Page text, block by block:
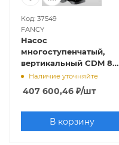
Код: 37549
FANCY
Насос
многоступенчатый,
вертикальный CDM 85-
6 (45кВт, 380В, 85м3/ч,
Наличие уточняйте
407 600,46 ₽/шт
В корзину